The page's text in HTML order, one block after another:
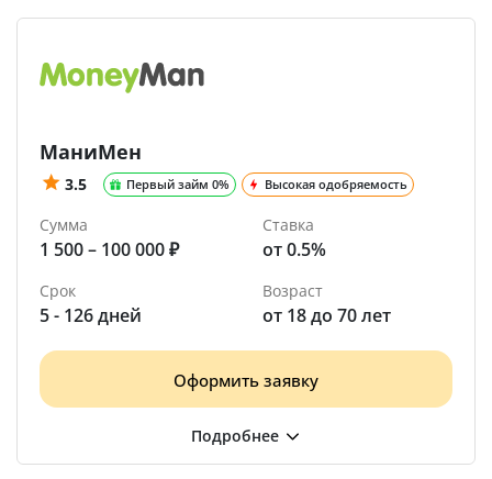
МаниМен
3.5 Первый займ 0% Высокая одобряемость
Сумма
1 500 – 100 000 ₽
Ставка
от 0.5%
Срок
5 - 126 дней
Возраст
от 18 до 70 лет
Оформить заявку